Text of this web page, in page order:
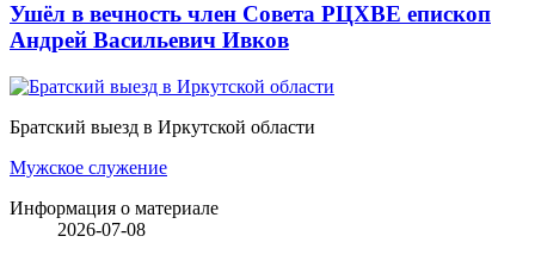
Ушёл в вечность член Совета РЦХВЕ епископ
Андрей Васильевич Ивков
Братский выезд в Иркутской области
Мужское служение
Информация о материале
2026-07-08